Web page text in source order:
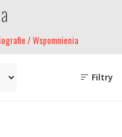
/ Wspomnienia
Filtry